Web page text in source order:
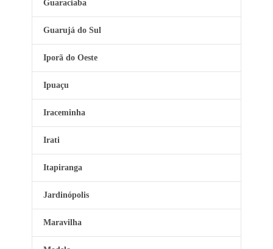
Guaraciaba
Guarujá do Sul
Iporã do Oeste
Ipuaçu
Iraceminha
Irati
Itapiranga
Jardinópolis
Maravilha